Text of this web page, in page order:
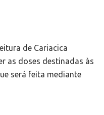
de Cariacica
as doses destinadas às
será feita mediante